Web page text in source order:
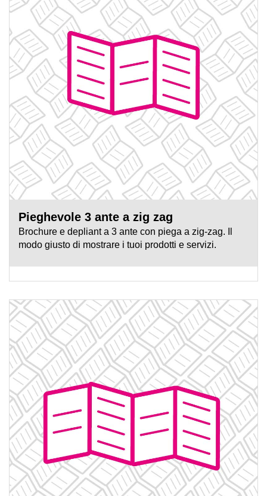
Pieghevole 3 ante a zig zag
Brochure e depliant a 3 ante con piega a zig-zag. Il
modo giusto di mostrare i tuoi prodotti e servizi.